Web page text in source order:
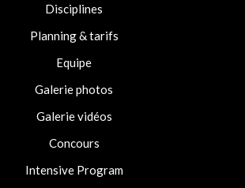
Disciplines
Planning & tarifs
Equipe
Galerie photos
Galerie vidéos
Concours
Intensive Program